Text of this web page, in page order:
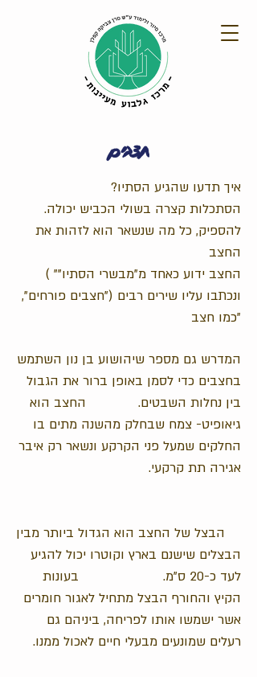
חצבים
?איך תדעו שהגיע הסתיו
.הסתכלות קצרה בשולי הכביש יכולה
להספיק, כל מה שנשאר הוא לזהות את
החצב
( "החצב ידוע כאחד מ"מבשרי הסתיו"
ונכתבו עליו שירים רבים ("חצבים פורחים",
"כמו חצב
המדרש גם מספר שיהושוע בן נון השתמש
בחצבים כדי לסמן באופן ברור את הגבול
בין נחלות השבטים. החצב הוא
גיאופיט- צמח שבחלק מהשנה מתים בו
החלקים שמעל פני הקרקע ונשאר רק איבר
אגירה תת קרקעי.
הבצל של החצב הוא הגדול ביותר מבין
הבצלים שישנם בארץ וקוטרו יכול להגיע
לעד כ-20 ס"מ. בעונות
הקיץ והחורף הבצל מתחיל לאגור חומרים
אשר ישמשו אותו לפריחה, ביניהם גם
רעלים שמונעים מבעלי חיים לאכול ממנו.